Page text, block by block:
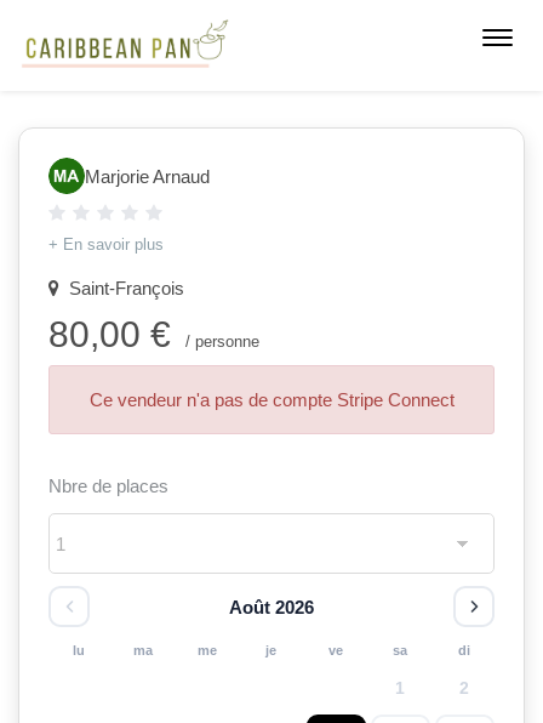
Marjorie Arnaud
+ En savoir plus
Saint-François
80,00 € / personne
Ce vendeur n'a pas de compte Stripe Connect
Nbre de places
Août 2026
lu ma me je ve sa di
1 2